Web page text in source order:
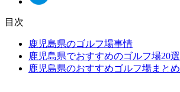
目次
鹿児島県のゴルフ場事情
鹿児島県でおすすめのゴルフ場20選
鹿児島県のおすすめゴルフ場まとめ